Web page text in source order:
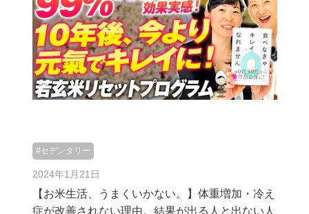
#セデンタリー
2024年1月21日
【お米生活、うまくいかない。】体重増加・冷え
症が改善されない理由。結果が出る人と出ない人